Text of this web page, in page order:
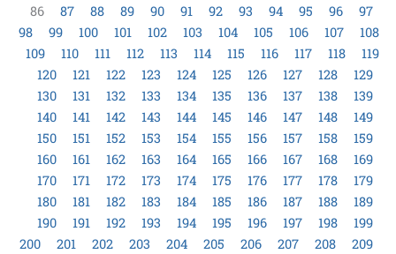
86
87 88 89 90 91 92 93 94 95 96
97
98
99 100 101 102 103 104 105 106 107
108
109
110 111 112 113 114 115 116 117 118
119
120
121 122 123 124 125 126 127 128
129
130
131 132 133 134 135 136 137 138
139
140
141 142 143 144 145 146 147 148
149
150
151 152 153 154 155 156 157 158
159
160
161 162 163 164 165 166 167 168
169
170
171 172 173 174 175 176 177 178
179
180
181 182 183 184 185 186 187 188
189
190
191 192 193 194 195 196 197 198
199
200
201 202 203 204 205 206 207 208
209